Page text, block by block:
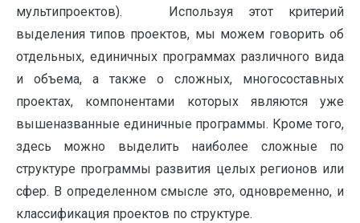
мультипроектов). Используя этот критерий
выделения типов проектов, мы можем говорить об
отдельных, единичных программах различного вида
и объема, а также о сложных, многосоставных
проектах, компонентами которых являются уже
вышеназванные единичные программы. Кроме того,
здесь можно выделить наиболее сложные по
структуре программы развития целых регионов или
сфер. В определенном смысле это, одновременно, и
классификация проектов по структуре.